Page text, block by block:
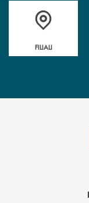
Trova la filiale più
FILIALI